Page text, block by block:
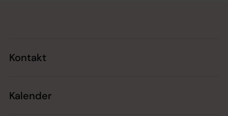
Kontakt
Kalender